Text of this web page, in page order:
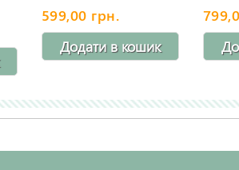
599,00 грн.
Додати в кошик